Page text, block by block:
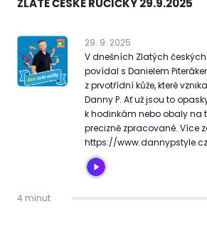
ZLATÉ ČESKÉ RUČIČKY 29.9.2025
29. 9. 2025
V dnešních Zlatých
povídal s Danielem
z prvotřídní kůže, které
Danny P. Ať už jsou to
k hodinkám nebo obaly na
precizně zpracované. Více
https://
4 minut